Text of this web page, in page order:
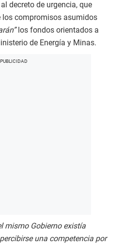
decreto de urgencia, que
los compromisos asumidos
los fondos orientados a
de Energía y Minas.
mismo Gobierno existía
una competencia por